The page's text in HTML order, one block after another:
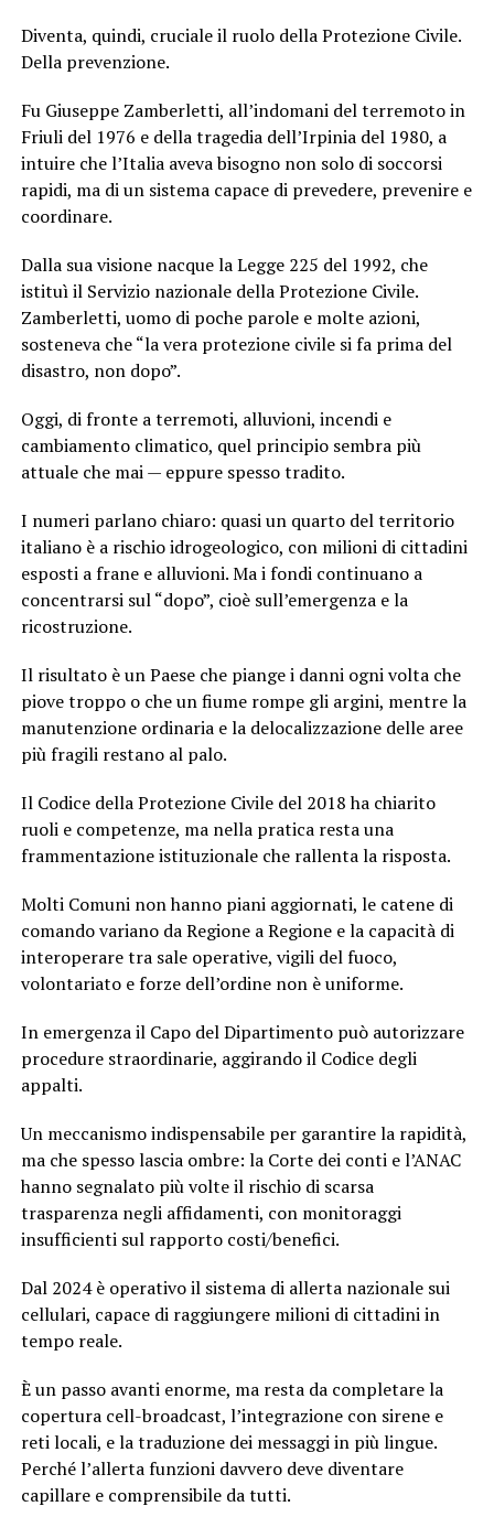
Diventa, quindi, cruciale il ruolo della Protezione Civile.
Della prevenzione.
Fu Giuseppe Zamberletti, all’indomani del terremoto in
Friuli del 1976 e della tragedia dell’Irpinia del 1980, a
intuire che l’Italia aveva bisogno non solo di soccorsi
rapidi, ma di un sistema capace di prevedere, prevenire e
coordinare.
Dalla sua visione nacque la Legge 225 del 1992, che
istituì il Servizio nazionale della Protezione Civile.
Zamberletti, uomo di poche parole e molte azioni,
sosteneva che “la vera protezione civile si fa prima del
disastro, non dopo”.
Oggi, di fronte a terremoti, alluvioni, incendi e
cambiamento climatico, quel principio sembra più
attuale che mai — eppure spesso tradito.
I numeri parlano chiaro: quasi un quarto del territorio
italiano è a rischio idrogeologico, con milioni di cittadini
esposti a frane e alluvioni. Ma i fondi continuano a
concentrarsi sul “dopo”, cioè sull’emergenza e la
ricostruzione.
Il risultato è un Paese che piange i danni ogni volta che
piove troppo o che un fiume rompe gli argini, mentre la
manutenzione ordinaria e la delocalizzazione delle aree
più fragili restano al palo.
Il Codice della Protezione Civile del 2018 ha chiarito
ruoli e competenze, ma nella pratica resta una
frammentazione istituzionale che rallenta la risposta.
Molti Comuni non hanno piani aggiornati, le catene di
comando variano da Regione a Regione e la capacità di
interoperare tra sale operative, vigili del fuoco,
volontariato e forze dell’ordine non è uniforme.
In emergenza il Capo del Dipartimento può autorizzare
procedure straordinarie, aggirando il Codice degli
appalti.
Un meccanismo indispensabile per garantire la rapidità,
ma che spesso lascia ombre: la Corte dei conti e l’ANAC
hanno segnalato più volte il rischio di scarsa
trasparenza negli affidamenti, con monitoraggi
insufficienti sul rapporto costi/benefici.
Dal 2024 è operativo il sistema di allerta nazionale sui
cellulari, capace di raggiungere milioni di cittadini in
tempo reale.
È un passo avanti enorme, ma resta da completare la
copertura cell-broadcast, l’integrazione con sirene e
reti locali, e la traduzione dei messaggi in più lingue.
Perché l’allerta funzioni davvero deve diventare
capillare e comprensibile da tutti.